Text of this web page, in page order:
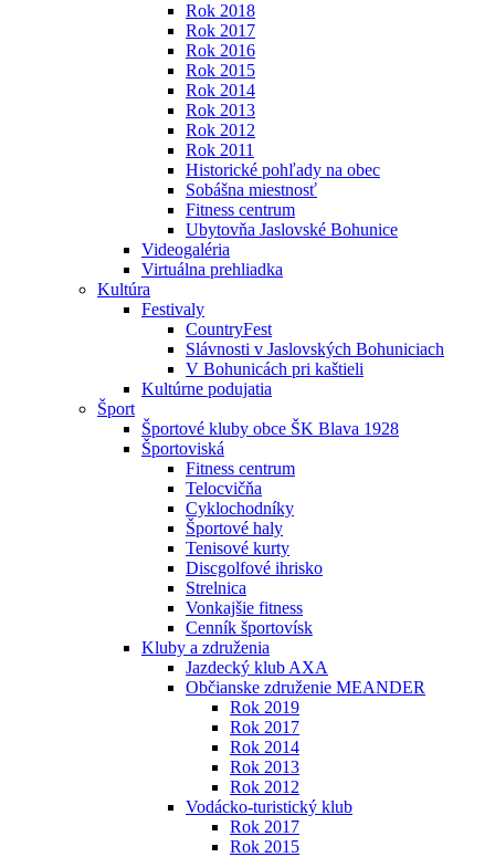
Rok 2018
Rok 2017
Rok 2016
Rok 2015
Rok 2014
Rok 2013
Rok 2012
Rok 2011
Historické pohľady na obec
Sobášna miestnosť
Fitness centrum
Ubytovňa Jaslovské Bohunice
Videogaléria
Virtuálna prehliadka
Kultúra
Festivaly
CountryFest
Slávnosti v Jaslovských Bohuniciach
V Bohunicách pri kaštieli
Kultúrne podujatia
Šport
Športové kluby obce ŠK Blava 1928
Športoviská
Fitness centrum
Telocvičňa
Cyklochodníky
Športové haly
Tenisové kurty
Discgolfové ihrisko
Strelnica
Vonkajšie fitness
Cenník športovísk
Kluby a združenia
Jazdecký klub AXA
Občianske združenie MEANDER
Rok 2019
Rok 2017
Rok 2014
Rok 2013
Rok 2012
Vodácko-turistický klub
Rok 2017
Rok 2015